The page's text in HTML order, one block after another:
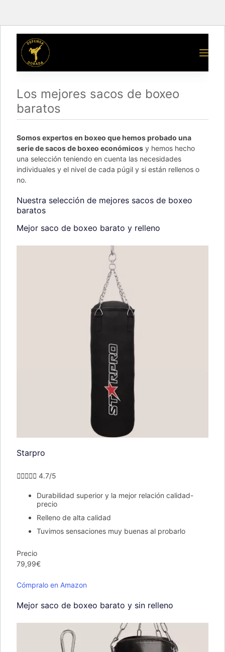
Los mejores sacos de boxeo
baratos
Somos expertos en boxeo que hemos probado una
serie de sacos de boxeo económicos y hemos hecho
una selección teniendo en cuenta las necesidades
individuales y el nivel de cada púgil y si están rellenos o
no.
Nuestra selección de mejores sacos de boxeo
baratos
Mejor saco de boxeo barato y relleno
Starpro
 4.7/5
Durabilidad superior y la mejor relación calidad-
precio
Relleno de alta calidad
Tuvimos sensaciones muy buenas al probarlo
Precio
79,99€
Cómpralo en Amazon
Mejor saco de boxeo barato y sin relleno